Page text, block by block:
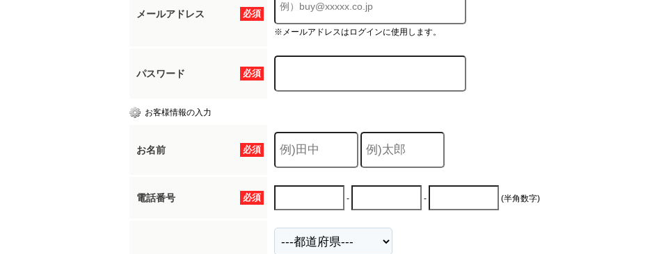
必須
メールアドレス
※メールアドレスはログインに使用します。
必須
パスワード
お客様情報の入力
必須
お名前
必須
電話番号 - - (半角数字)